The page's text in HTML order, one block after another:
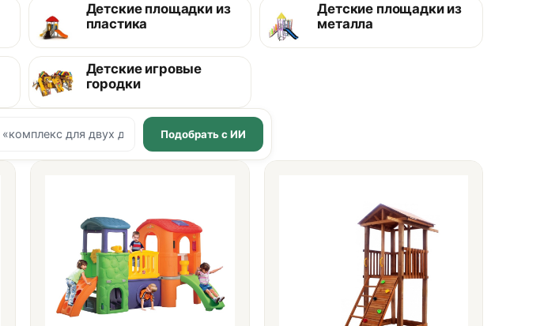
Детские площадки из
пластика
Детские площадки из
металла
Детские игровые
городки
Подобрать с ИИ